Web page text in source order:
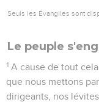
Seuls les Évangiles sont
Le peuple
1 A cause de tout
que nous mettons
dirigeants, nos